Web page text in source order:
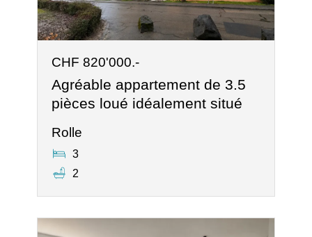
CHF 820'000.-
Agréable appartement de 3.5
pièces loué idéalement situé
Rolle
3
2